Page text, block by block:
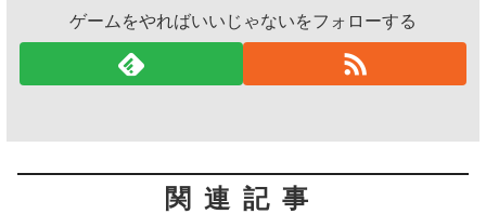
ゲームをやればいいじゃないをフォローする
関連記事